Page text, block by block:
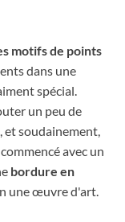
motifs de points
dans une
spécial.
un peu de
, et soudainement,
avec un
bordure en
une œuvre d'art.